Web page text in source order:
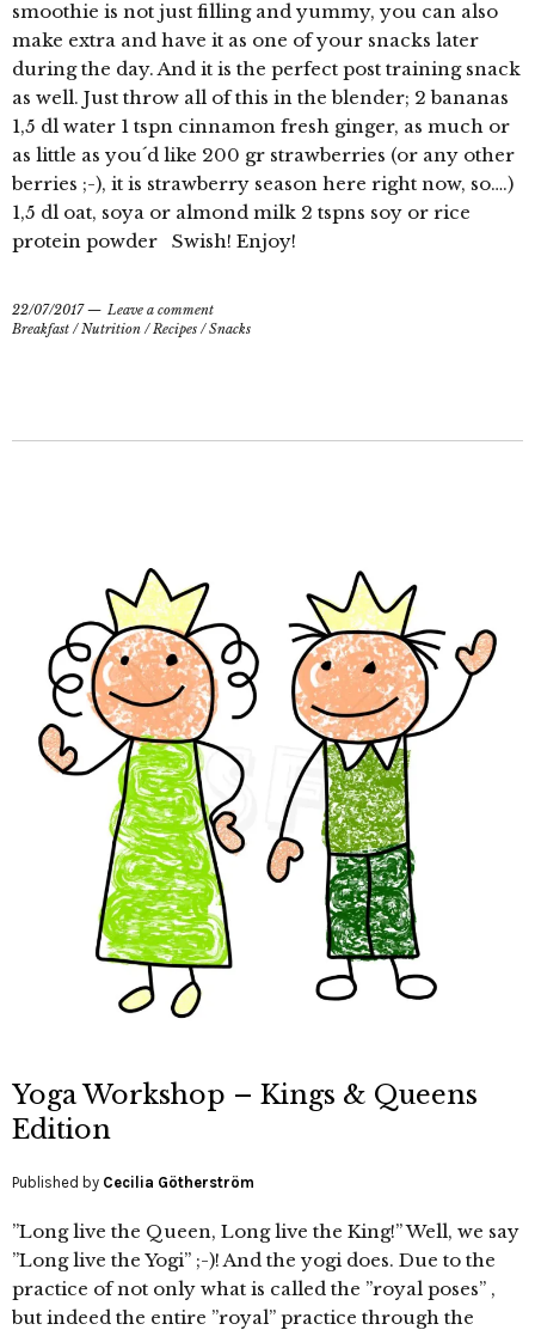
smoothie is not just filling and yummy, you can also
make extra and have it as one of your snacks later
during the day. And it is the perfect post training snack
as well. Just throw all of this in the blender; 2 bananas
1,5 dl water 1 tspn cinnamon fresh ginger, as much or
as little as you´d like 200 gr strawberries (or any other
berries ;-), it is strawberry season here right now, so….)
1,5 dl oat, soya or almond milk 2 tspns soy or rice
protein powder Swish! Enjoy!
22/07/2017
Leave a comment
Breakfast /Nutrition /Recipes /Snacks
Yoga Workshop – Kings & Queens
Edition
Published by Cecilia Götherström
”Long live the Queen, Long live the King!” Well, we say
”Long live the Yogi” ;-)! And the yogi does. Due to the
practice of not only what is called the ”royal poses” ,
but indeed the entire ”royal” practice through the